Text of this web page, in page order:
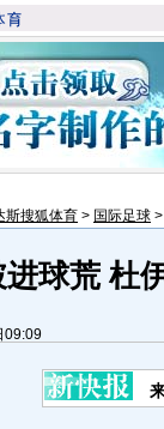
斯搜狐体育 > 国际足球 >
球荒 杜
09:09